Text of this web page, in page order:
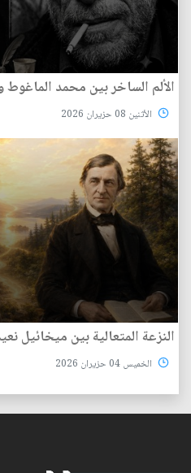
الألم الساخر بين محمد
الأثنين 08 حزيران 2026
النزعة المتعالية بين ميخائيل
الخميس 04 حزيران 2026